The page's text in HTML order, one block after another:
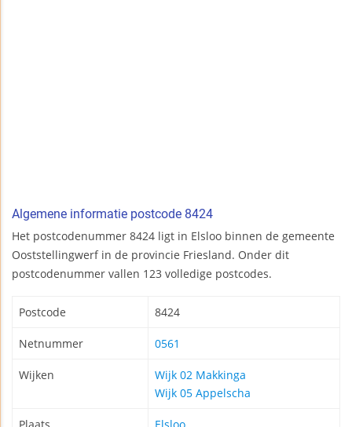
Algemene informatie postcode 8424
Het postcodenummer 8424 ligt in Elsloo binnen de gemeente
Ooststellingwerf in de provincie Friesland. Onder dit
postcodenummer vallen 123 volledige postcodes.
Postcode 8424
Netnummer 0561
Wijken
Wijk 02 Makkinga
Wijk 05 Appelscha